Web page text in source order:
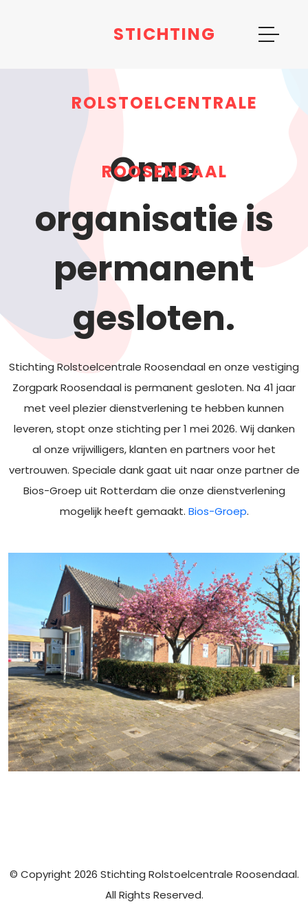
STICHTING
ROLSTOELCENTRALE
ROOSENDAAL
Onze
organisatie is
permanent
gesloten.
Stichting Rolstoelcentrale Roosendaal en onze vestiging
Zorgpark Roosendaal is permanent gesloten. Na 41 jaar
met veel plezier dienstverlening te hebben kunnen
leveren, stopt onze stichting per 1 mei 2026. Wij danken
al onze vrijwilligers, klanten en partners voor het
vertrouwen. Speciale dank gaat uit naar onze partner de
Bios-Groep uit Rotterdam die onze dienstverlening
mogelijk heeft gemaakt. Bios-Groep.
© Copyright 2026 Stichting Rolstoelcentrale Roosendaal.
All Rights Reserved.